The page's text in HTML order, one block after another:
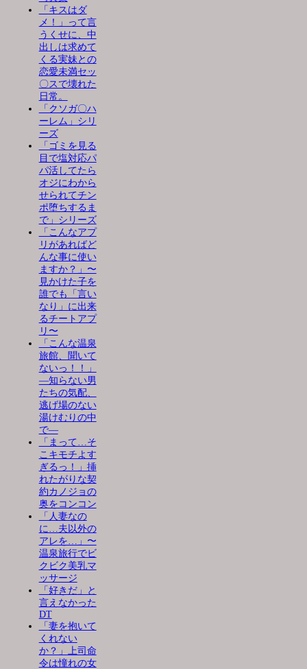
「キスはダ
メ！」って言
うくせに、中
出しは求めて
くる実妹との
恋愛未満セッ
〇スで壊れた
日常。
「クソガ〇ハ
ーレム」シリ
ーズ
「ゴミを見る
目で塩対応パ
パ活してたら
オジにわから
せられてチン
ポ堕ちするま
で」シリーズ
「こんなアプ
リがあればど
んな事に使い
ますか？」〜
見かけた子を
誰でも「言い
なり」に出来
るチートアプ
リ〜
「こんな温泉
旅館、聞いて
ないっ！！」
―知らない男
たちの気配、
逃げ場のない
湯けむりの中
で―
「まって…そ
こキモチよす
ぎるっ！」挿
れたがりな契
約カノジョの
奥をコンコン
「人妻なの
に…夫以外の
アレを…」〜
温泉旅行でビ
クビク美乳マ
ッサージ
「好きだ」と
言えなかった
DT
「妻を抱いて
くれない
か？」上司命
令は憧れの女